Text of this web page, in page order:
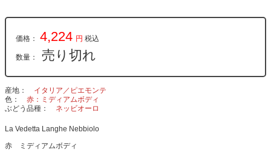
価格： 4,224 円 税込
数量： 売り切れ
産地
イタリア／ピエモンテ
色
赤：ミディアムボディ
ぶどう品種
ネッビオーロ
La Vedetta Langhe Nebbiolo
赤 ミディアムボディ